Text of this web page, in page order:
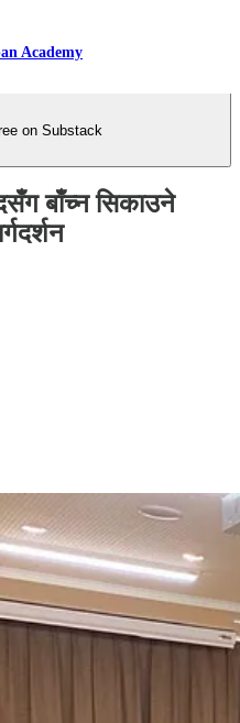
Academy
on Substack
बाँच्न सिकाउने